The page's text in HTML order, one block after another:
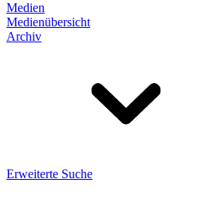
Medien
Medienübersicht
Archiv
Erweiterte Suche